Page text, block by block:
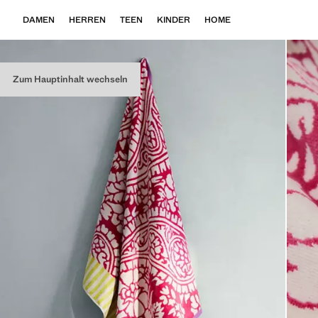
Zum Hauptinhalt wechseln
DAMEN HERREN TEEN KINDER HOME